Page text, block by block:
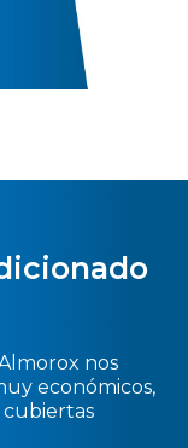
nos
económicos,
cubiertas